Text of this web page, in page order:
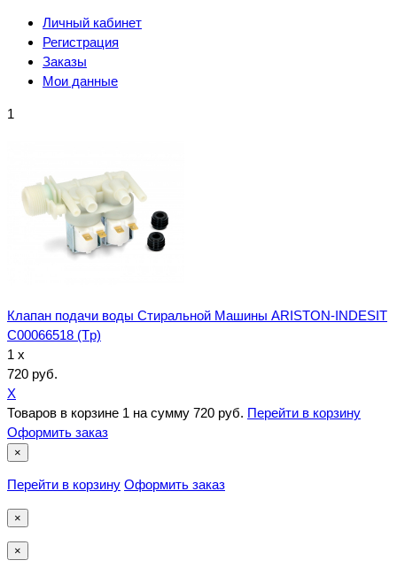
Личный кабинет
Регистрация
Заказы
Мои данные
1
Клапан подачи воды Стиральной Машины ARISTON-INDESIT
C00066518 (Tp)
1 x
720 руб.
X
Товаров в корзине 1 на сумму 720 руб. Перейти в корзину
Оформить заказ
×
Перейти в корзину Оформить заказ
×
×